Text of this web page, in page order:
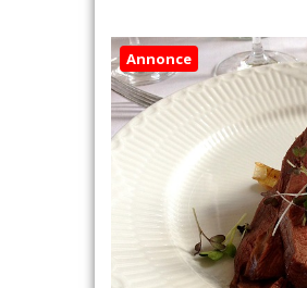
Annonce